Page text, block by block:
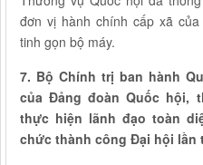
đơn vị hành chính cấp xã
tinh gọn bộ máy.
7. Bộ Chính trị ban hành
của Đảng đoàn Quốc hội,
thực hiện lãnh đạo toàn
chức thành công Đại hội lần